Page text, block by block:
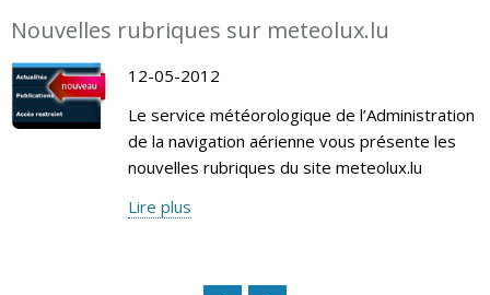
Nouvelles rubriques sur meteolux.lu
12-05-2012
Le service météorologique de l’Administration
de la navigation aérienne vous présente les
nouvelles rubriques du site meteolux.lu
Lire plus